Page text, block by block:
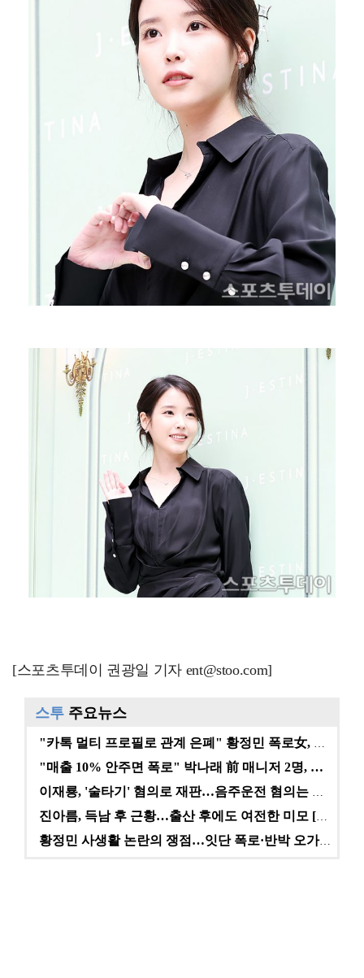
[스포츠투데이 권광일 기자 ent@stoo.com]
스투 주요뉴스
"카톡 멀티 프로필로 관계 은폐" 황정민 폭로女, 문자…
"매출 10% 안주면 폭로" 박나래 前 매니저 2명, …
이재룡, '술타기' 혐의로 재판…음주운전 혐의는 미적용…
진아름, 득남 후 근황…출산 후에도 여전한 미모 [스타…
황정민 사생활 논란의 쟁점…잇단 폭로·반박 오가는 소모…